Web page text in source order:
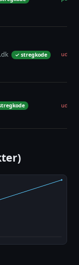
✓ stregkode